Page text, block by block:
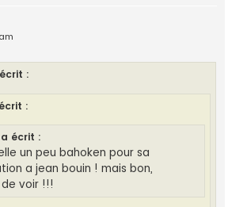
:
:
écrit :
un peu bahoken pour sa
a jean bouin ! mais bon,
voir !!!